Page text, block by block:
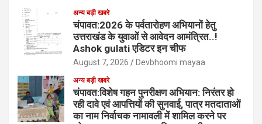
अन्य बड़ी खबरे
चंपावत:2026 के पर्वतारोहण अभियानों हेतु
उत्तराखंड के युवाओं से आवेदन आमंत्रित..!
Ashok gulati एडिटर इन चीफ
August 7, 2026 Devbhoomi mayaa
अन्य बड़ी खबरे
चंपावत:विशेष गहन पुनरीक्षण अभियान: निरंतर हो
रही दावे एवं आपत्तियों की सुनवाई, पात्र मतदाताओं
का नाम निर्वाचक नामावली में शामिल करने पर